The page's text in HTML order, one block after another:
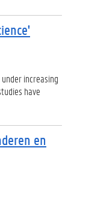
increasing
have
en